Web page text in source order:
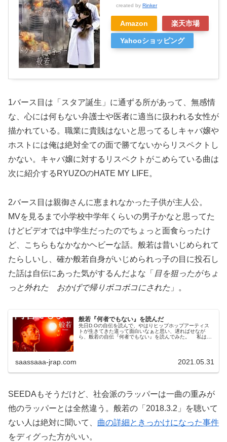
created by Rinker
Amazon 楽天市場
Yahooショッピング
1バース目は「スタア誕生」に通ずる所があって、無感情
な、心には何もない弁護士や医者に適当に扱われる女性が
描かれている。職業に貴賎はないと思ってるしキャバ嬢や
ホストには俺は絶対全ての面で勝てないからリスペクトし
かない。キャバ嬢に対するリスペクトがこめらている曲は
次に紹介するRYUZOのHATE MY LIFE。
2バース目は親御さんに恵まれなかった子供が主人公。
MVを見るまで小学校中学年くらいの男子かなと思ってた
けどビデオでは中学生だったのでちょっと面食らったけ
ど、こちらもなかなかヘビーな話。般若は昔いじめられて
たらしいし、確か般若自身がいじめられっ子の目に投石し
た話は自伝にあった気がするんだよな「 目を狙ったがちょ
っと外れた おかげで帰りボコボコにされた 」。
般若『何者でもない』を読んだ
先日D.Oの自伝を読んで、やはりヒップホップアーティス
トが生きてきた道って面白いなぁと思い、遅ればせなが
ら、般若の自伝『何者でもない』を読んでみた。 私は般
saassaaa-jrap.com 2021.05.31
SEEDAもそうだけど、社会派のラッパーは一曲の重みが
他のラッパーとは全然違う。般若の「2018.3.2」を聴いて
ない人は絶対に聞いて、 曲の詳細ときっかけになった事件
をディグった方がいい。